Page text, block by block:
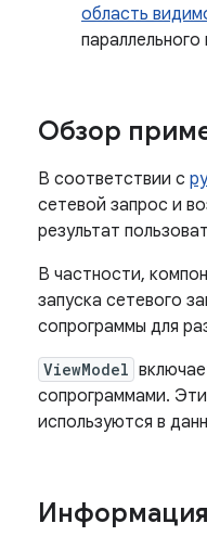
область
параллельного
Обзор
В соответствии с
сетевой запрос и
результат
В частности,
запуска сетевого
сопрограммы для
ViewModel
сопрограммами.
используются в